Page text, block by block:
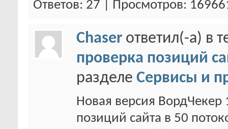
Ответов: 27 | Просмотров:
Chaser ответил(-а) в
проверка позиций
разделе Сервисы и
Новая версия
позиций сайта в 50